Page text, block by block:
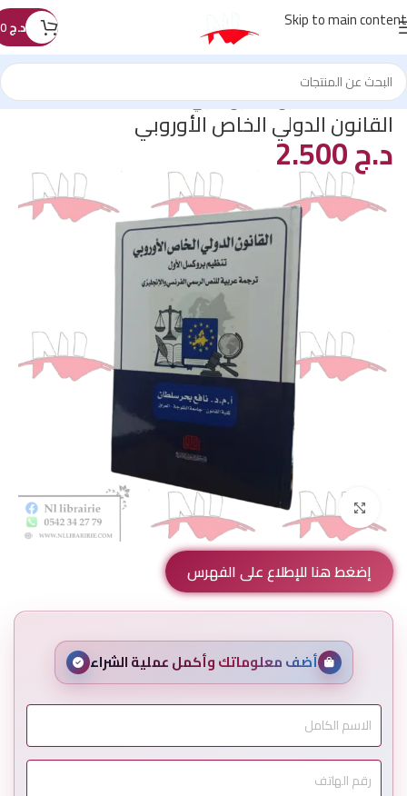
Skip to main content د.ج
الرئيسية/كتب القانون/القانون الدولي
القانون الدولي الخاص الأوروبي
د.ج2.500
Click to enlarge
إضغط هنا للإطلاع على الفهرس
أضف معلوماتك وأكمل عملية الشراء